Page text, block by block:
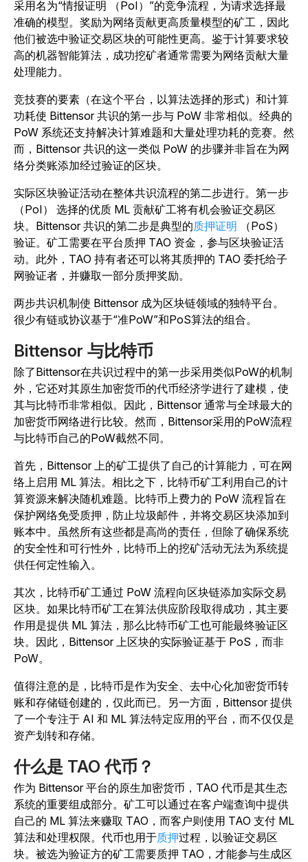
采用名为“情报证明 （PoI）”的竞争流程，为请求选择最
准确的模型。奖励为网络贡献更高质量模型的矿工，因此
他们被选中验证交易区块的可能性更高。鉴于计算要求较
高的机器智能算法，成功挖矿者通常需要为网络贡献大量
处理能力。
竞技赛的要素（在这个平台，以算法选择的形式）和计算
功耗使 Bittensor 共识的第一步与 PoW 非常相似。经典的
PoW 系统还支持解决计算难题和大量处理功耗的竞赛。然
而，Bittensor 共识的这一类似 PoW 的步骤并非旨在为网
络分类账添加经过验证的区块。
实际区块验证活动在整体共识流程的第二步进行。第一步
（PoI） 选择的优质 ML 贡献矿工将有机会验证交易区
块。Bittensor 共识的第二步是典型的质押证明
（PoS）
验证。矿工需要在平台质押 TAO 资金，参与区块验证活
动。此外，TAO 持有者还可以将其质押的 TAO 委托给子
网验证者，并赚取一部分质押奖励。
两步共识机制使 Bittensor 成为区块链领域的独特平台。
很少有链或协议基于“准PoW”和PoS算法的组合。
Bittensor 与比特币
除了Bittensor在共识过程中的第一步采用类似PoW的机制
外，它还对其原生加密货币的代币经济学进行了建模，使
其与比特币非常相似。 因此，Bittensor 通常与全球最大的
加密货币网络进行比较。然而，Bittensor采用的PoW流程
与比特币自己的PoW截然不同。
首先，Bittensor 上的矿工提供了自己的计算能力，可在网
络上启用 ML 算法。相比之下，比特币矿工利用自己的计
算资源来解决随机难题。比特币上费力的 PoW 流程旨在
保护网络免受质押，防止垃圾邮件，并将交易区块添加到
账本中。虽然所有这些都是高尚的责任，但除了确保系统
的安全性和可行性外，比特币上的挖矿活动无法为系统提
供任何定性输入。
其次，比特币矿工通过 PoW 流程向区块链添加实际交易
区块。如果比特币矿工在算法供应阶段取得成功，其主要
作用是提供 ML 算法，那么比特币矿工也可能最终验证区
块。因此，Bittensor 上区块的实际验证基于 PoS，而非
PoW。
值得注意的是，比特币是作为安全、去中心化加密货币转
账和存储链创建的，仅此而已。另一方面，Bittensor 提供
了一个专注于 AI 和 ML 算法特定应用的平台，而不仅仅是
资产划转和存储。
什么是 TAO 代币？
作为 Bittensor 平台的原生加密货币，TAO 代币是其生态
系统的重要组成部分。矿工可以通过在客户端查询中提供
自己的 ML 算法来赚取 TAO，而客户则使用 TAO 支付 ML
算法和处理权限。代币也用于质押过程，以验证交易区
块。被选为验证方的矿工需要质押 TAO，才能参与生成区